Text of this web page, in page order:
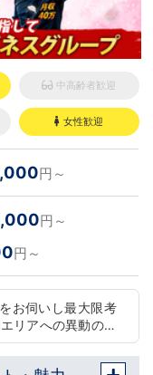
中高齢者歓迎
女性歓迎
円～
円～
円～
お伺いし最大限考
リアへの異動の可
徒歩2分 池袋：池